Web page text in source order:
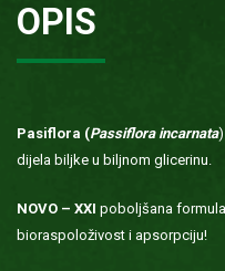
OPIS
Pasiflora (Passiflora incarnata
dijela biljke u biljnom glicerinu.
NOVO – XXI poboljšana
bioraspoloživost i apsorpciju!